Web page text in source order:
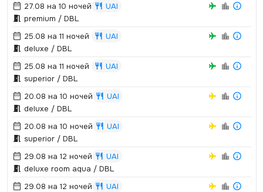
27.08 на 10 ночей
UAI
premium / DBL
25.08 на 11 ночей
UAI
deluxe / DBL
25.08 на 11 ночей
UAI
superior / DBL
20.08 на 10 ночей
UAI
deluxe / DBL
20.08 на 10 ночей
UAI
superior / DBL
29.08 на 12 ночей
UAI
deluxe room aqua / DBL
29.08 на 12 ночей
UAI